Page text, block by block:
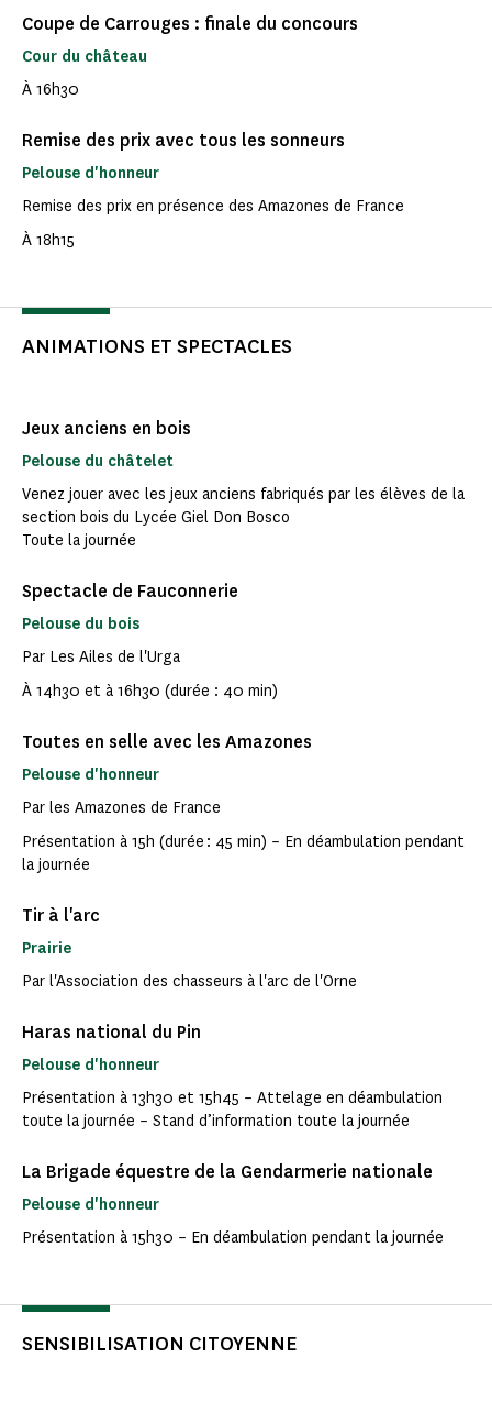
Coupe de Carrouges : finale du concours
Cour du château
À 16h30
Remise des prix avec tous les sonneurs
Pelouse d'honneur
Remise des prix en présence des Amazones de France
À 18h15
ANIMATIONS ET SPECTACLES
Jeux anciens en bois
Pelouse du châtelet
Venez jouer avec les jeux anciens fabriqués par les élèves de la
section bois du Lycée Giel Don Bosco
Toute la journée
Spectacle de Fauconnerie
Pelouse du bois
Par Les Ailes de l'Urga
À 14h30 et à 16h30 (durée : 40 min)
Toutes en selle avec les Amazones
Pelouse d'honneur
Par les Amazones de France
Présentation à 15h (durée : 45 min) – En déambulation pendant
la journée
Tir à l'arc
Prairie
Par l'Association des chasseurs à l'arc de l'Orne
Haras national du Pin
Pelouse d'honneur
Présentation à 13h30 et 15h45 – Attelage en déambulation
toute la journée – Stand d’information toute la journée
La Brigade équestre de la Gendarmerie nationale
Pelouse d'honneur
Présentation à 15h30 – En déambulation pendant la journée
SENSIBILISATION CITOYENNE